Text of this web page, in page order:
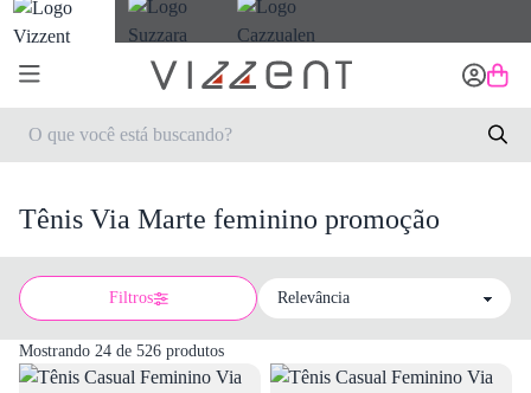
Tênis Via Marte feminino promoção
Filtros
Sort by
Mostrando 24 de 526 produtos